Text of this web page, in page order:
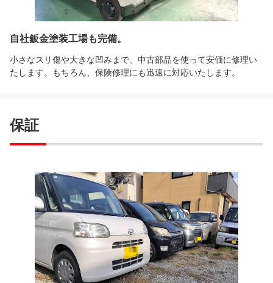
自社鈑金塗装工場も完備。
小さなスリ傷や大きな凹みまで、中古部品を使って安価に修理い
たします。もちろん、保険修理にも迅速に対応いたします。
保証